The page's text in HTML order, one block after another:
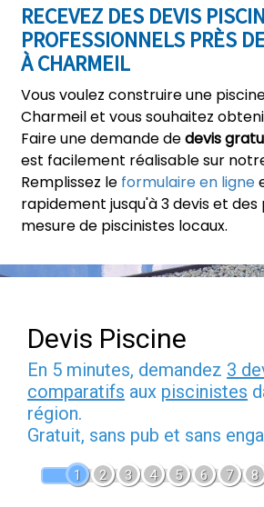
RECEVEZ DES DEVIS
PROFESSIONNELS PRÈS
À CHARMEIL
Vous voulez construire une
Charmeil et vous souhaitez
Faire une demande dedevis
est facilement réalisable sur
Remplissez le formulaire en ligne
rapidement jusqu'à 3 devis et
mesure de piscinistes locaux.
Devis Piscine
En 5 minutes, demandez 3
comparatifs aux piscinistes
région.
Gratuit, sans pub et sans
1 2 3 4 5 6 7 8